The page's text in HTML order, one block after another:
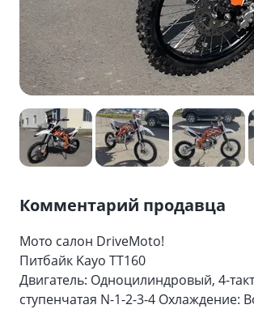
Комментарий продавца
Мото салон DriveMoto!
Питбайк Kayo TT160
Двигатель: Одноцилиндровый, 4-
ступенчатая N-1-2-3-4 Охлаждение: